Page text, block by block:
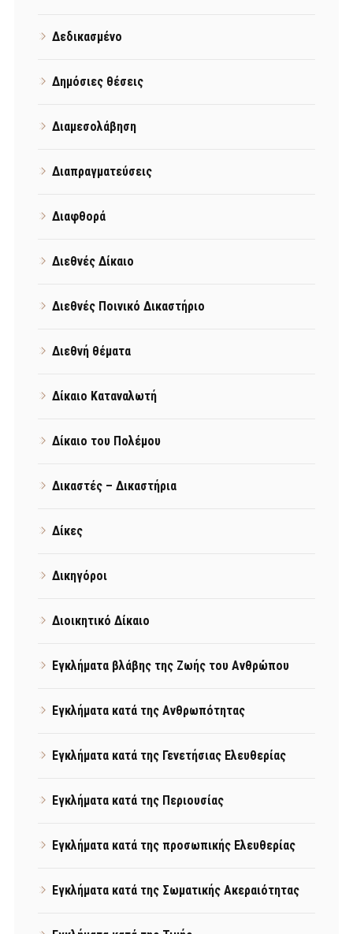
Δεδικασμένο
Δημόσιες θέσεις
Διαμεσολάβηση
Διαπραγματεύσεις
Διαφθορά
Διεθνές Δίκαιο
Διεθνές Ποινικό Δικαστήριο
Διεθνή θέματα
Δίκαιο Καταναλωτή
Δίκαιο του Πολέμου
Δικαστές – Δικαστήρια
Δίκες
Δικηγόροι
Διοικητικό Δίκαιο
Εγκλήματα βλάβης της Ζωής του Ανθρώπου
Εγκλήματα κατά της Ανθρωπότητας
Εγκλήματα κατά της Γενετήσιας Ελευθερίας
Εγκλήματα κατά της Περιουσίας
Εγκλήματα κατά της προσωπικής Ελευθερίας
Εγκλήματα κατά της Σωματικής Ακεραιότητας